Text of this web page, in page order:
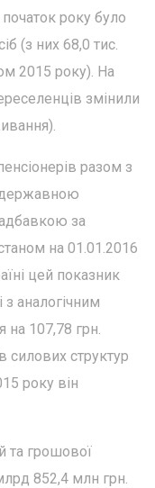
року було
(з них 68,0 тис.
2015 року). На
змінили
разом з
за
на 01.01.2016
цей показник
аналогічним
на 107,78 грн.
силових структур
року він
та грошової
852,4 млн грн.